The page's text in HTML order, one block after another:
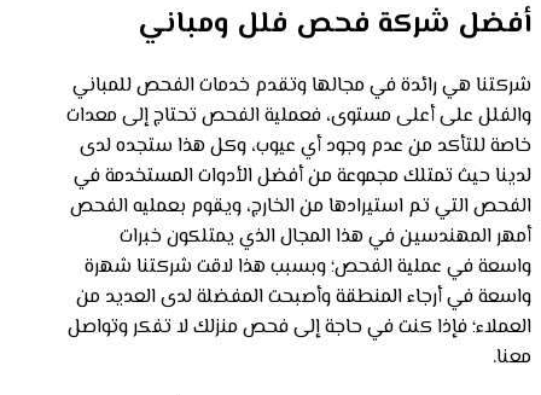
أفضل شركة فحص فلل ومباني
شركتنا هي رائدة في مجالها وتقدم خدمات الفحص للمباني
والفلل على أعلى مستوى، فعملية الفحص تحتاج إلى معدات
خاصة للتأكد من عدم وجود أي عيوب، وكل هذا ستجده لدى
لدينا حيث تمتلك مجموعة من أفضل الأدوات المستخدمة في
الفحص التي تم استيرادها من الخارج، ويقوم بعمليه الفحص
أمهر المهندسين في هذا المجال الذي يمتلكون خبرات
واسعة في عملية الفحص؛ وبسبب هذا لاقت شركتنا شهرة
واسعة في أرجاء المنطقة وأصبحت المفضلة لدى العديد من
العملاء؛ فإذا كنت في حاجة إلى فحص منزلك لا تفكر وتواصل
معنا.